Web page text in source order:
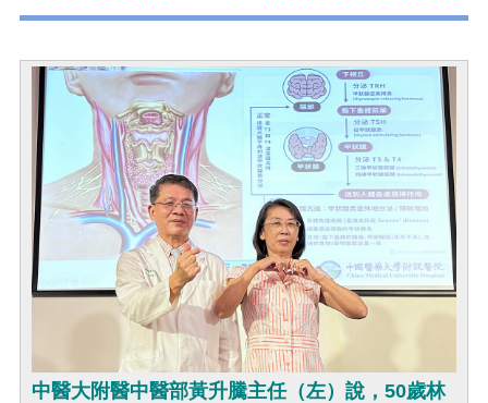
中醫大附醫中醫部黃升騰主任（左）說，50歲林